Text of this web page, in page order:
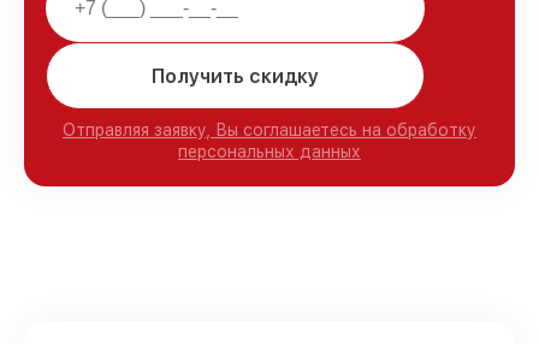
Получить скидку
Отправляя заявку, Вы соглашаетесь на обработку
персональных данных